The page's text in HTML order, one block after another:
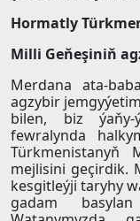
Hormatly
Milli Geňeşiniň
Merdana ata-
agzybir
bilen, biz
fewralynda
Türkmenistanyň
mejlisini geçirdik.
kesgitleýji taryhy
gadam